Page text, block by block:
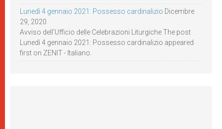
Lunedì 4 gennaio 2021: Possesso cardinalizio Dicembre
29, 2020
Avviso dell’Ufficio delle Celebrazioni Liturgiche The post
Lunedì 4 gennaio 2021: Possesso cardinalizio appeared
first on ZENIT - Italiano.